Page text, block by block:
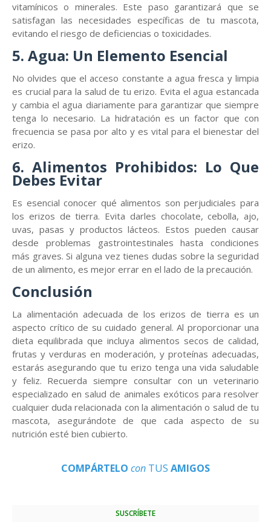
vitamínicos o minerales. Este paso garantizará que se
satisfagan las necesidades específicas de tu mascota,
evitando el riesgo de deficiencias o toxicidades.
5. Agua: Un Elemento Esencial
No olvides que el acceso constante a agua fresca y limpia
es crucial para la salud de tu erizo. Evita el agua estancada
y cambia el agua diariamente para garantizar que siempre
tenga lo necesario. La hidratación es un factor que con
frecuencia se pasa por alto y es vital para el bienestar del
erizo.
6. Alimentos Prohibidos: Lo Que
Debes Evitar
Es esencial conocer qué alimentos son perjudiciales para
los erizos de tierra. Evita darles chocolate, cebolla, ajo,
uvas, pasas y productos lácteos. Estos pueden causar
desde problemas gastrointestinales hasta condiciones
más graves. Si alguna vez tienes dudas sobre la seguridad
de un alimento, es mejor errar en el lado de la precaución.
Conclusión
La alimentación adecuada de los erizos de tierra es un
aspecto crítico de su cuidado general. Al proporcionar una
dieta equilibrada que incluya alimentos secos de calidad,
frutas y verduras en moderación, y proteínas adecuadas,
estarás asegurando que tu erizo tenga una vida saludable
y feliz. Recuerda siempre consultar con un veterinario
especializado en salud de animales exóticos para resolver
cualquier duda relacionada con la alimentación o salud de tu
mascota, asegurándote de que cada aspecto de su
nutrición esté bien cubierto.
COMPÁRTELO con TUS AMIGOS
SUSCRÍBETE